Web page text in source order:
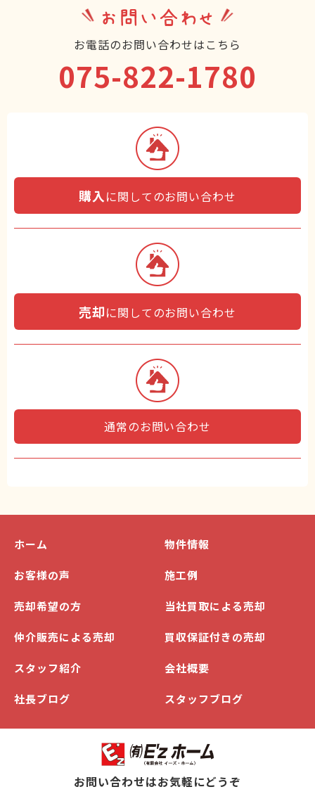
お問い合わせ
お電話のお問い合わせはこちら
075-822-1780
購入 に関してのお問い合わせ
売却に関してのお問い合わせ
通常のお問い合わせ
ホーム 物件情報
お客様の声 施工例
売却希望の方 当社買取による売却
仲介販売による売却 買収保証付きの売却
スタッフ紹介 会社概要
社長ブログ スタッフブログ
お問い合わせはお気軽にどうぞ